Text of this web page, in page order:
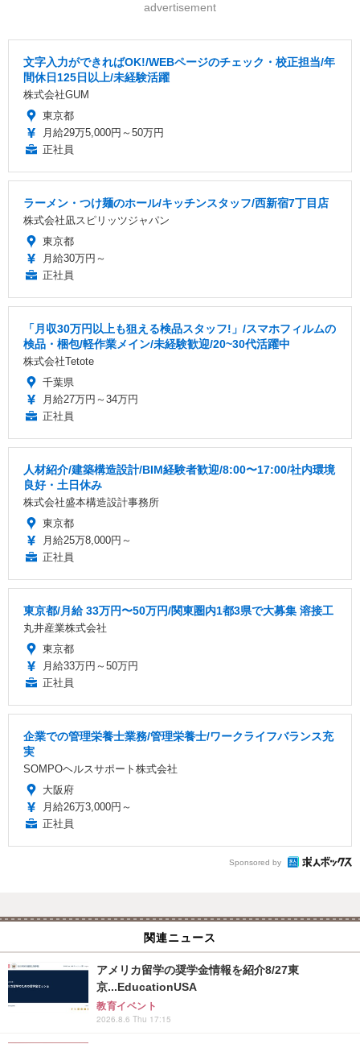
advertisement
文字入力ができればOK!/WEBページのチェック・校正担当/年
間休日125日以上/未経験活躍
株式会社GUM
東京都
月給29万5,000円～50万円
正社員
ラーメン・つけ麺のホール/キッチンスタッフ/西新宿7丁目店
株式会社凪スピリッツジャパン
東京都
月給30万円～
正社員
「月収30万円以上も狙える検品スタッフ!」/スマホフィルムの
検品・梱包/軽作業メイン/未経験歓迎/20~30代活躍中
株式会社Tetote
千葉県
月給27万円～34万円
正社員
人材紹介/建築構造設計/BIM経験者歓迎/8:00〜17:00/社内環境
良好・土日休み
株式会社盛本構造設計事務所
東京都
月給25万8,000円～
正社員
東京都/月給 33万円〜50万円/関東圏内1都3県で大募集 溶接工
丸井産業株式会社
東京都
月給33万円～50万円
正社員
企業での管理栄養士業務/管理栄養士/ワークライフバランス充
実
SOMPOヘルスサポート株式会社
大阪府
月給26万3,000円～
正社員
Sponsored by
関連ニュース
アメリカ留学の奨学金情報を紹介8/27東
京...EducationUSA
教育イベント
2026.8.6 Thu 17:15